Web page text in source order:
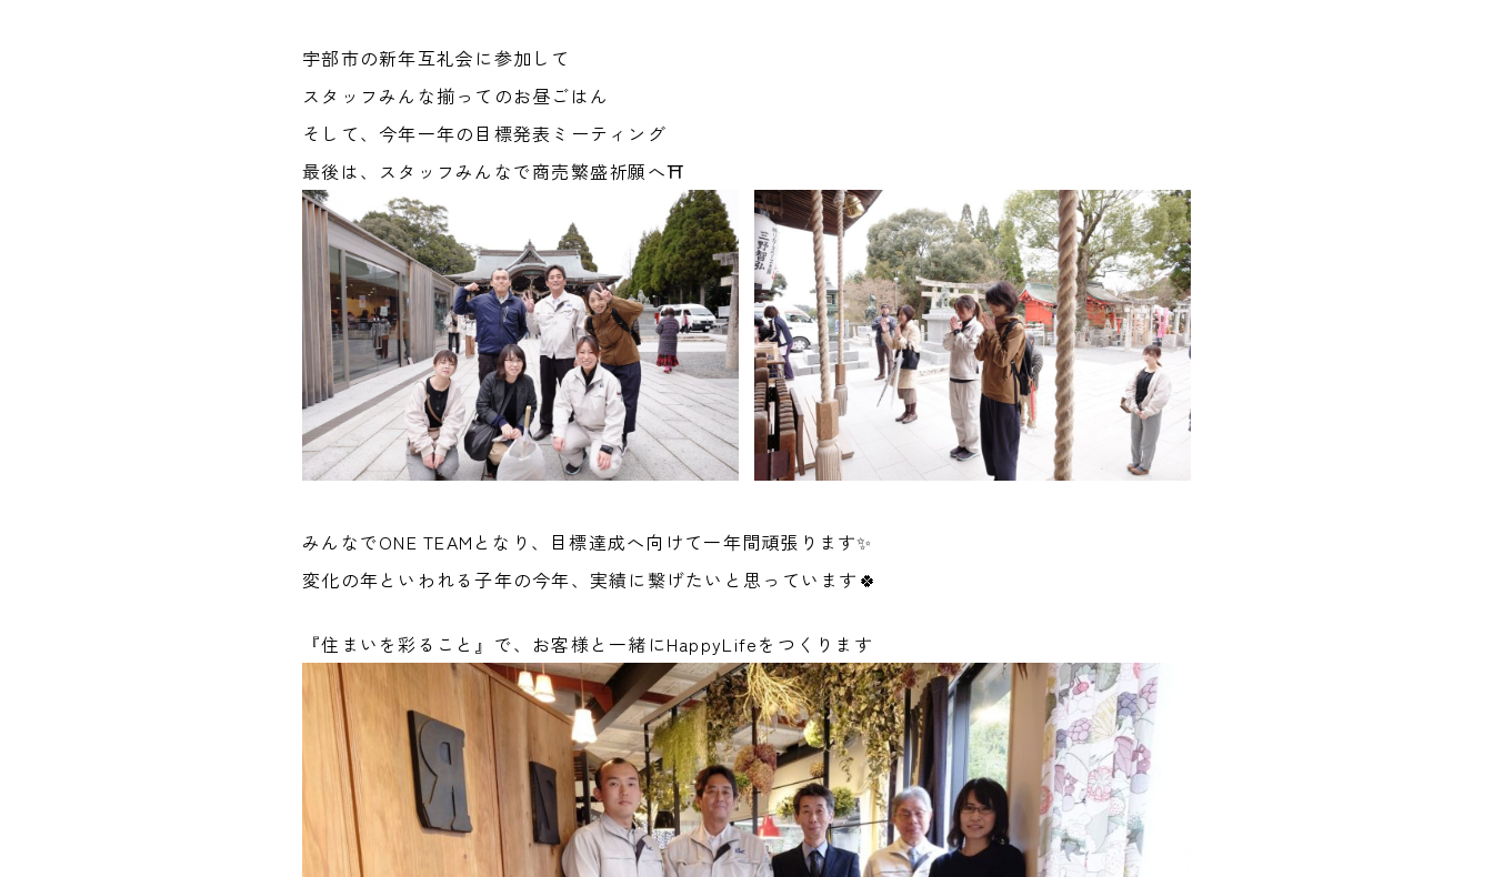
宇部市の新年互礼会に参加して
スタッフみんな揃ってのお昼ごはん
そして、今年一年の目標発表ミーティング
最後は、スタッフみんなで商売繁盛祈願へ⛩
みんなでONE TEAMとなり、目標達成へ向けて一年間頑張ります✨
変化の年といわれる子年の今年、実績に繋げたいと思っています🍀
『住まいを彩ること』で、お客様と一緒にHappyLifeをつくります